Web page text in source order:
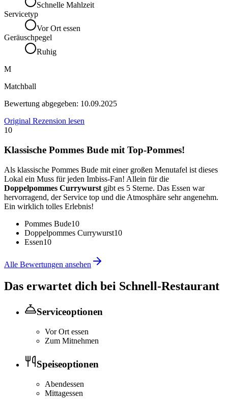
Schnelle Mahlzeit
Servicetyp
Vor Ort essen
Geräuschpegel
Ruhig
M
Matchball
Bewertung abgegeben: 10.09.2025
Original Rezension lesen
10
Klassische Pommes Bude mit Top-Pommes!
Als klassische Pommes Bude mit einer großen Menutafel ist dieses
Lokal ein Muss für jeden Imbiss-Fan! Allein für die
Doppelpommes Currywurst gibt es 5 Sterne. Das Essen war
hervorragend, der Service top und die Atmosphäre sehr angenehm.
Ein wirklich tolles Erlebnis!
Pommes Bude10
Doppelpommes Currywurst10
Essen10
Alle Bewertungen ansehen
Das erwartet dich bei Schnell-Restaurant
Serviceoptionen
Vor Ort essen
Zum Mitnehmen
Speiseoptionen
Abendessen
Mittagessen